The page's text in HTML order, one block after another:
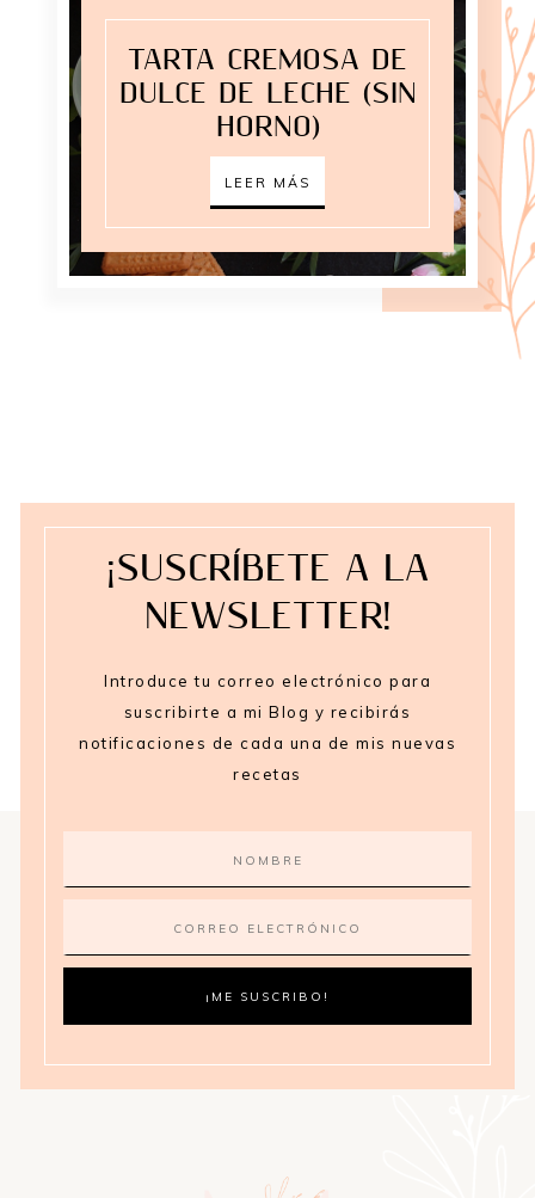
TARTA CREMOSA DE
DULCE DE LECHE (SIN
HORNO)
LEER MÁS
¡SUSCRÍBETE A LA
NEWSLETTER!
Introduce tu correo electrónico para
suscribirte a mi Blog y recibirás
notificaciones de cada una de mis nuevas
recetas